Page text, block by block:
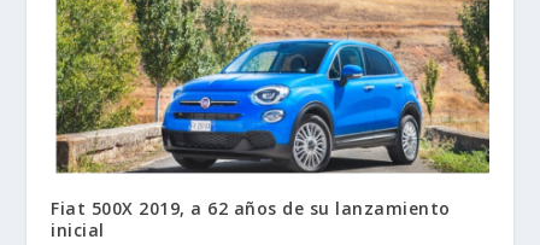
Fiat 500X 2019, a 62 años de su lanzamiento
inicial